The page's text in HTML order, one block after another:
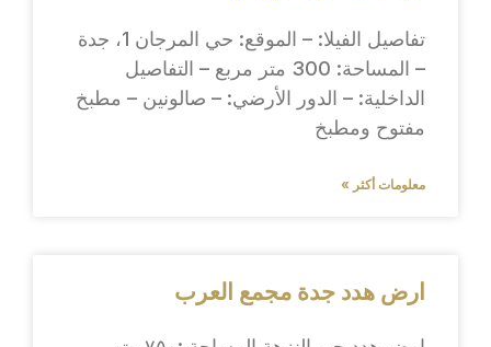
تفاصيل الفيلا: – الموقع: حي المرجان 1، جدة
– المساحة: 300 متر مربع – التفاصيل
الداخلية: – الدور الأرضي: – صالونين – مطبخ
مفتوح ومطبخ
معلومات أكثر »
ارض هدد جدة مجمع العرب